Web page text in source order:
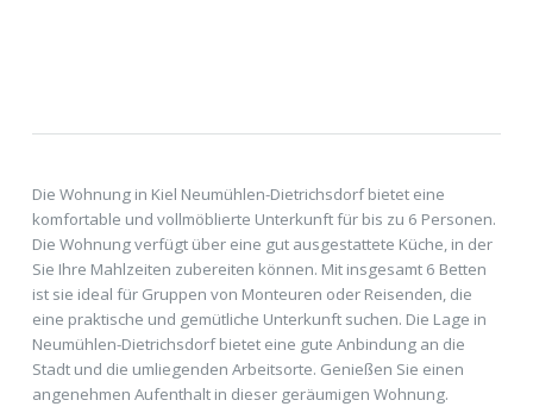
Die Wohnung in Kiel Neumühlen-Dietrichsdorf bietet eine
komfortable und vollmöblierte Unterkunft für bis zu 6 Personen.
Die Wohnung verfügt über eine gut ausgestattete Küche, in der
Sie Ihre Mahlzeiten zubereiten können. Mit insgesamt 6 Betten
ist sie ideal für Gruppen von Monteuren oder Reisenden, die
eine praktische und gemütliche Unterkunft suchen. Die Lage in
Neumühlen-Dietrichsdorf bietet eine gute Anbindung an die
Stadt und die umliegenden Arbeitsorte. Genießen Sie einen
angenehmen Aufenthalt in dieser geräumigen Wohnung.